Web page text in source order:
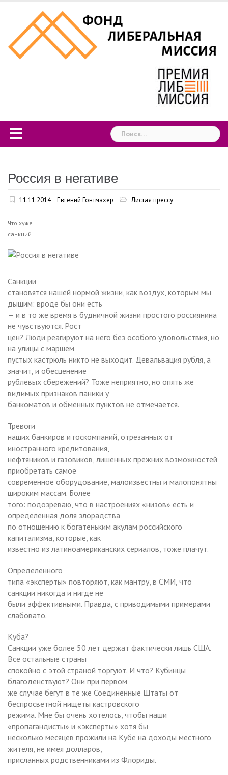
content
Найти:
Россия в негативе
11.11.2014 Евгений Гонтмахер Листая прессу
Что хуже
санкций
Санкции
становятся нашей нормой жизни, как воздух, которым мы
дышим: вроде бы они есть
— и в то же время в будничной жизни простого россиянина
не чувствуются. Рост
цен? Люди реагируют на него без особого удовольствия, но
на улицы с маршем
пустых кастрюль никто не выходит. Девальвация рубля, а
значит, и обесценение
рублевых сбережений? Тоже неприятно, но опять же
видимых признаков паники у
банкоматов и обменных пунктов не отмечается.
Тревоги
наших банкиров и госкомпаний, отрезанных от
иностранного кредитования,
нефтяников и газовиков, лишенных прежних возможностей
приобретать самое
современное оборудование, малоизвестны и малопонятны
широким массам. Более
того: подозреваю, что в настроениях «низов» есть и
определенная доля злорадства
по отношению к богатеньким акулам российского
капитализма, которые, как
известно из латиноамериканских сериалов, тоже плачут.
Определенного
типа «эксперты» повторяют, как мантру, в СМИ, что
санкции никогда и нигде не
были эффективными. Правда, с приводимыми примерами
слабовато.
Куба?
Санкции уже более 50 лет держат фактически лишь США.
Все остальные страны
спокойно с этой страной торгуют. И что? Кубинцы
благоденствуют? Они при первом
же случае бегут в те же Соединенные Штаты от
беспросветной нищеты кастровского
режима. Мне бы очень хотелось, чтобы наши
«пропагандисты» и «эксперты» хотя бы
несколько месяцев прожили на Кубе на доходы местного
жителя, не имея долларов,
присланных родственниками из Флориды.